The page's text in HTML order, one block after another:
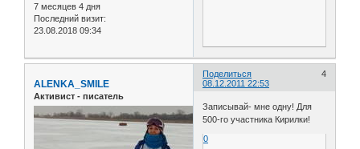
7 месяцев 4 дня
Последний визит:
23.08.2018 09:34
Поделиться
4
08.12.2011 22:53
ALENKA_SMILE
Активист - писатель
Записывай- мне одну! Для
500-го участника Кирилки!
0